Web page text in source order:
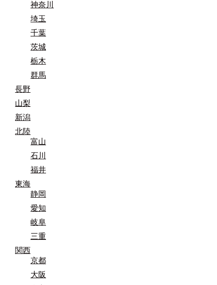
神奈川
埼玉
千葉
茨城
栃木
群馬
長野
山梨
新潟
北陸
富山
石川
福井
東海
静岡
愛知
岐阜
三重
関西
京都
大阪